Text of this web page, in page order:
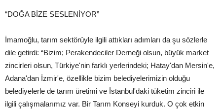
“DOĞA BİZE SESLENİYOR”
İmamoğlu, tarım sektörüyle ilgili attıkları adımları da şu sözlerle
dile getirdi: “Bizim; Perakendeciler Derneği olsun, büyük market
zincirleri olsun, Türkiye'nin farklı yerlerindeki; Hatay'dan Mersin'e,
Adana'dan İzmir'e, özellikle bizim belediyelerimizin olduğu
belediyelerle de tarım üretimi ve İstanbul'daki tüketim zinciri ile
ilgili çalışmalarımız var. Bir Tarım Konseyi kurduk. O çok etkin